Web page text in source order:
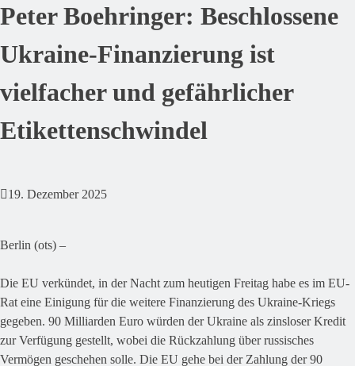
Peter Boehringer: Beschlossene
Ukraine-Finanzierung ist
vielfacher und gefährlicher
Etikettenschwindel
19. Dezember 2025
Berlin (ots) –
Die EU verkündet, in der Nacht zum heutigen Freitag habe es im EU-
Rat eine Einigung für die weitere Finanzierung des Ukraine-Kriegs
gegeben. 90 Milliarden Euro würden der Ukraine als zinsloser Kredit
zur Verfügung gestellt, wobei die Rückzahlung über russisches
Vermögen geschehen solle. Die EU gehe bei der Zahlung der 90